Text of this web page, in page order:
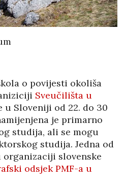
o povijesti okoliša
Sveučilišta u
u Sloveniji od 22. do 30
je primarno
studija, ali se mogu
studija. Jedna od
slovenske
odsjek PMF-a u